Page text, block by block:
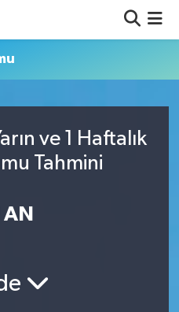
ve 1 Haftalık
Tahmini
ve Fikstür